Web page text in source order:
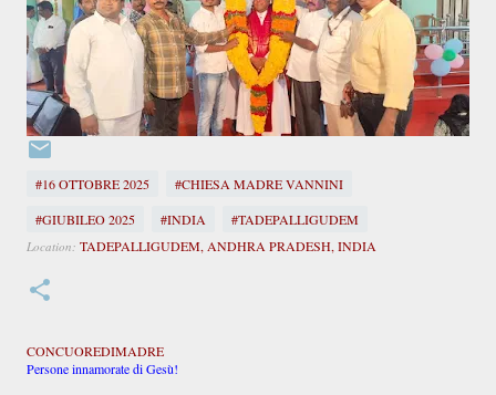
#16 OTTOBRE 2025
#CHIESA MADRE VANNINI
#GIUBILEO 2025
#INDIA #TADEPALLIGUDEM
Location: TADEPALLIGUDEM, ANDHRA PRADESH, INDIA
CONCUOREDIMADRE
Persone innamorate di Gesù!